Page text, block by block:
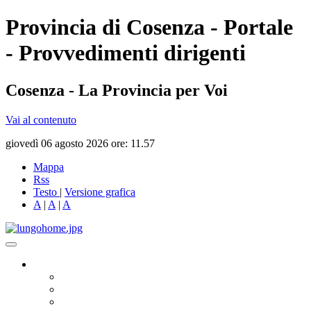
Provincia di Cosenza - Portale
- Provvedimenti dirigenti
Cosenza - La Provincia per Voi
Vai al contenuto
giovedì 06 agosto 2026 ore: 11.57
Mappa
Rss
Testo | Versione grafica
A | A | A